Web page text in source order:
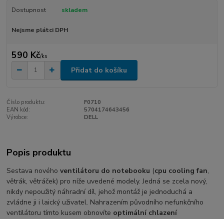
Dostupnost skladem
Nejsme plátci DPH
590 Kč/ks
Přidat do košíku
Číslo produktu:
F0710
EAN kód:
5704174643456
Výrobce:
DELL
Popis produktu
Sestava novéhoventilátoru do notebooku (cpu cooling fan,
větrák, větráček) pro níže uvedené modely. Jedná se zcela nový,
nikdy nepoužitý náhradní díl, jehož montáž je jednoduchá a
zvládne ji i laický uživatel. Nahrazením původního nefunkčního
ventilátoru tímto kusem obnovíte optimální chlazení